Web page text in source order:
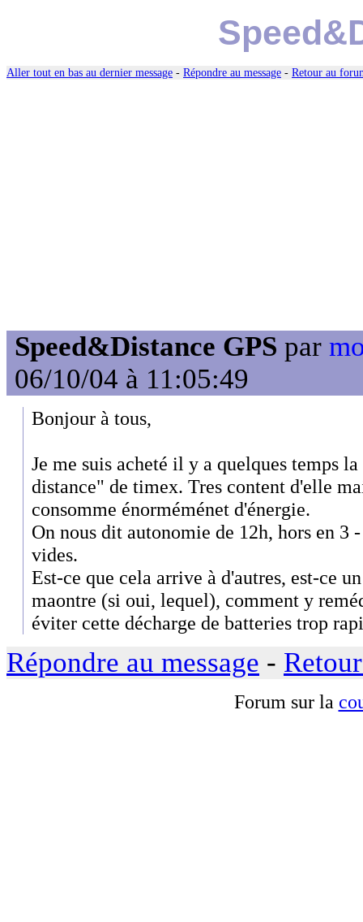
Aller tout en bas au dernier message - Répondre au message - Retour au
Speed&Distance GPS par
06/10/04 à 11:05:49
Bonjour à tous,
Je me suis acheté il y a quelques temps
distance" de timex. Tres content d'elle
consomme énorméménet d'énergie.
On nous dit autonomie de 12h, hors en 3
vides.
Est-ce que cela arrive à d'autres, est-ce
maontre (si oui, lequel), comment y
éviter cette décharge de batteries trop
Répondre au message -
Forum sur la